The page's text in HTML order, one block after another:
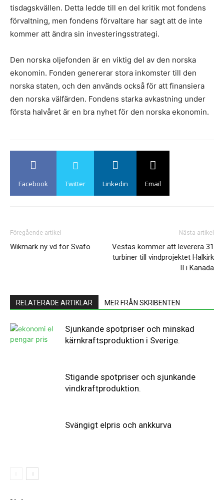
tisdagskvällen. Detta ledde till en del kritik mot fondens
förvaltning, men fondens förvaltare har sagt att de inte
kommer att ändra sin investeringsstrategi.
Den norska oljefonden är en viktig del av den norska
ekonomin. Fonden genererar stora inkomster till den
norska staten, och den används också för att finansiera
den norska välfärden. Fondens starka avkastning under
första halvåret är en bra nyhet för den norska ekonomin.
Facebook Twitter Linkedin Email
Föregående artikel
Wikmark ny vd för Svafo
Nästa artikel
Vestas kommer att leverera 31
turbiner till vindprojektet Halkirk
II i Kanada
RELATERADE ARTIKLAR MER FRÅN SKRIBENTEN
Sjunkande spotpriser och minskad
kärnkraftsproduktion i Sverige.
Stigande spotpriser och sjunkande
vindkraftproduktion.
Svängigt elpris och ankkurva